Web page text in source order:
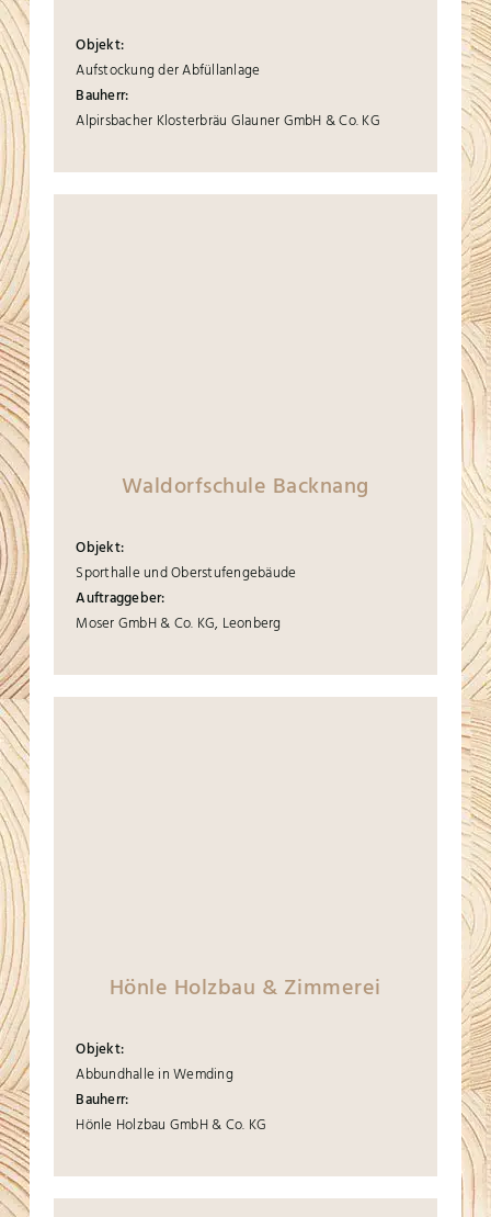
Objekt:
Aufstockung der Abfüllanlage
Bauherr:
Alpirsbacher Klosterbräu Glauner GmbH & Co. KG
Waldorfschule Backnang
Objekt:
Sporthalle und Oberstufengebäude
Auftraggeber:
Moser GmbH & Co. KG, Leonberg
Hönle Holzbau & Zimmerei
Objekt:
Abbundhalle in Wemding
Bauherr:
Hönle Holzbau GmbH & Co. KG